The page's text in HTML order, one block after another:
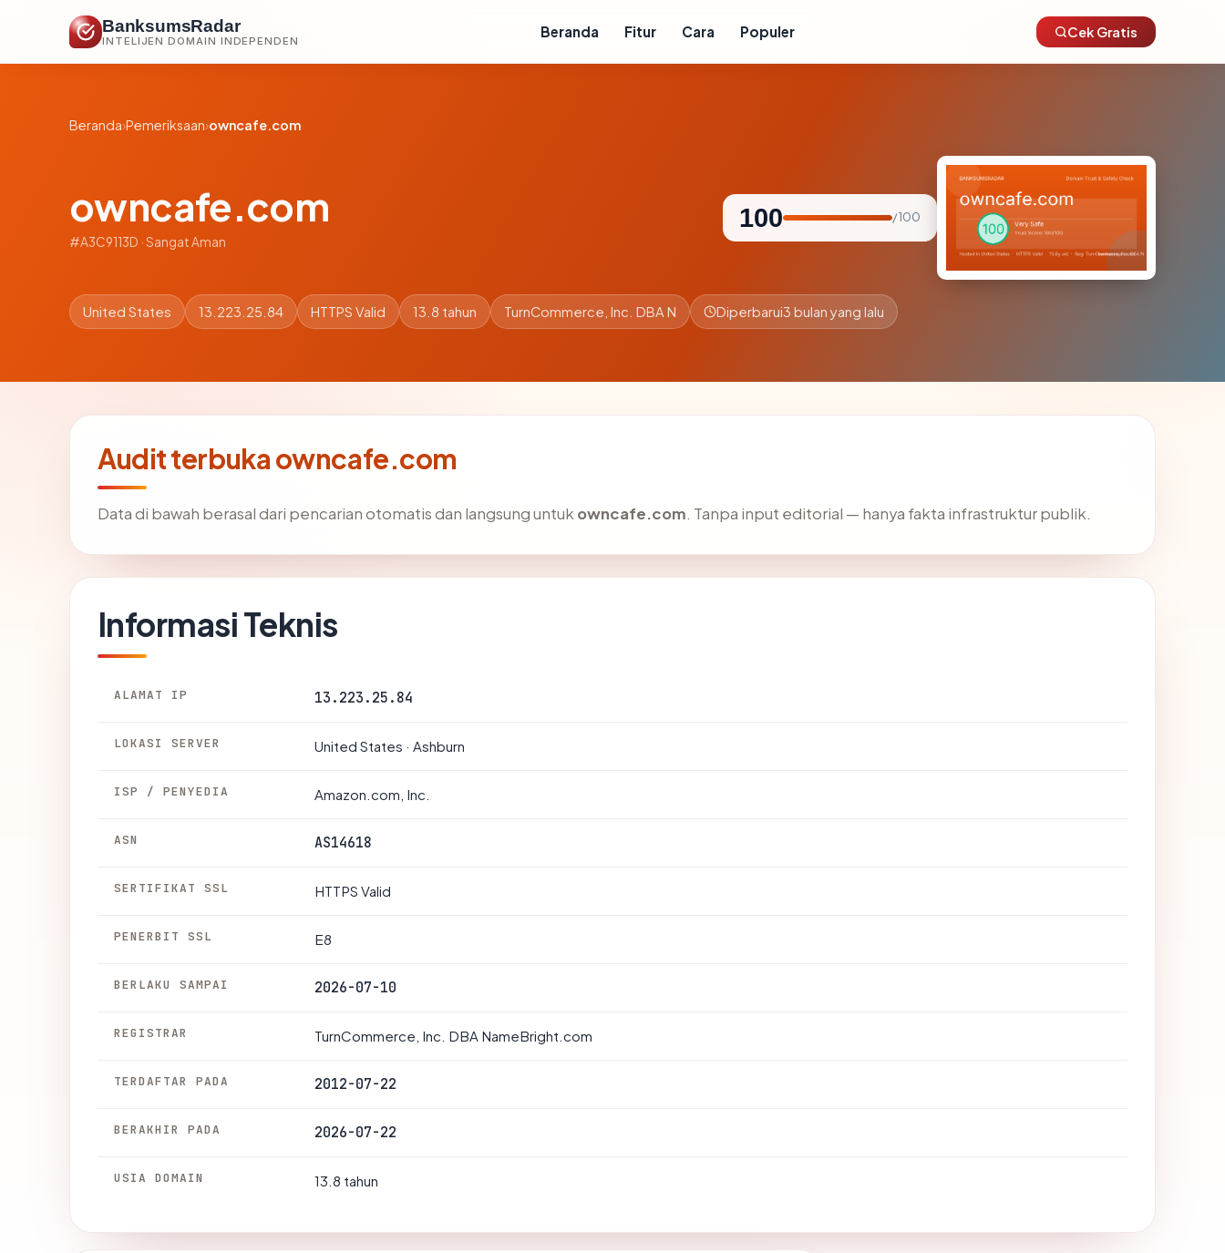
BanksumsRadar
INTELIJEN DOMAIN INDEPENDEN
Beranda Fitur Cara Populer Cek Gratis
Beranda›Pemeriksaan›owncafe.com
owncafe.com
#A3C9113D · Sangat Aman
100 / 100
United States 13.223.25.84 HTTPS Valid 13.8 tahun TurnCommerce, Inc. DBA N Diperbarui3 bulan yang lalu
Audit terbuka owncafe.com
Data di bawah berasal dari pencarian otomatis dan langsung untuk owncafe.com. Tanpa input editorial — hanya fakta infrastruktur publik.
Informasi Teknis
ALAMAT IP 13.223.25.84
LOKASI SERVER United States · Ashburn
ISP / PENYEDIA Amazon.com, Inc.
ASN AS14618
SERTIFIKAT SSL HTTPS Valid
PENERBIT SSL E8
BERLAKU SAMPAI 2026-07-10
REGISTRAR TurnCommerce, Inc. DBA NameBright.com
TERDAFTAR PADA 2012-07-22
BERAKHIR PADA 2026-07-22
USIA DOMAIN 13.8 tahun